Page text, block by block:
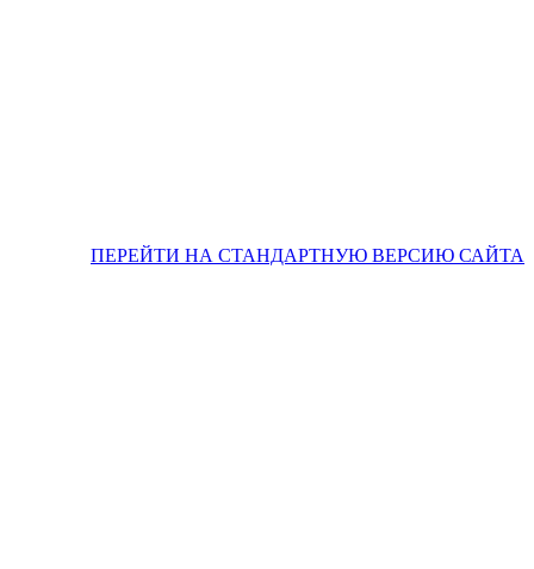
ПЕРЕЙТИ НА СТАНДАРТНУЮ ВЕРСИЮ САЙТА